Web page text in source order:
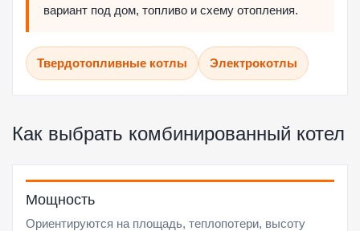
вариант под дом, топливо и схему отопления.
Твердотопливные котлы Электрокотлы
Как выбрать комбинированный котел
Мощность
Ориентируются на площадь, теплопотери, высоту